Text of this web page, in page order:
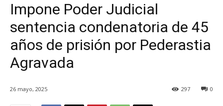
Impone Poder Judicial
sentencia condenatoria de 45
años de prisión por Pederastia
Agravada
26 mayo, 2025 0
297